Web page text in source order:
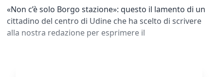
«Non c’è solo Borgo stazione»: questo il lamento di un
cittadino del centro di Udine che ha scelto di scrivere
alla nostra redazione per esprimere il